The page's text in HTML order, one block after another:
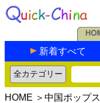
新着すべて
HOME ＞ 中国ポップス